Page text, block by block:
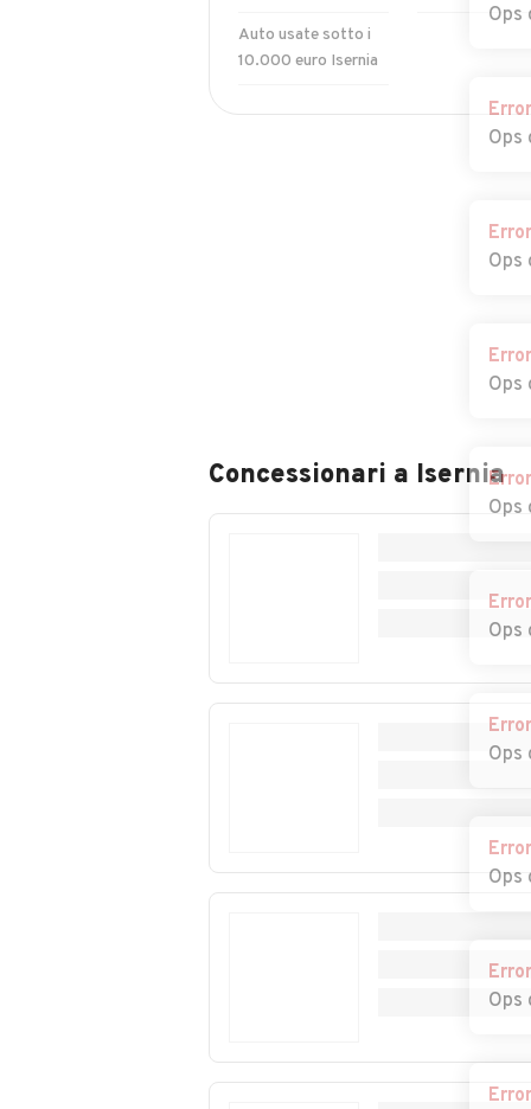
Auto usate sotto i
10.000 euro Isernia
Concessionari a Isernia
Ops
Error
Ops
Error
Ops
Error
Ops
Error
Ops
Error
Ops
Error
Ops
Error
Ops
Error
Ops
Error